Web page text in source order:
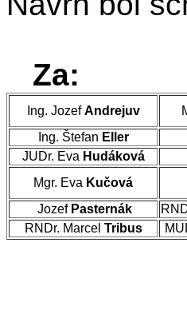
Za:
Ing. JozefAndrejuv
Ing. Štefan Eller
JUDr. Eva Hudáková
Mgr. Eva Kučová
Jozef Pasternák
RNDr. Marcel Tribus